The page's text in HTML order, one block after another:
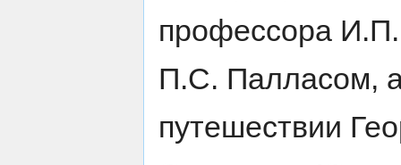
профессора
П.С. Палласом,
путешествии